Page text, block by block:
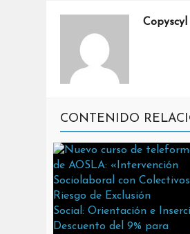
Copyscyl
CONTENIDO